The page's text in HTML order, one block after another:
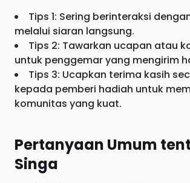
Tips 1: Sering berinteraksi
melalui siaran langsung.
Tips 2: Tawarkan ucapan atau
untuk penggemar yang mengirim
Tips 3: Ucapkan terima kasih
kepada pemberi hadiah untuk
komunitas yang kuat.
Pertanyaan Umum
Singa